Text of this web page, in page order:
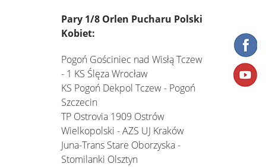
Pary 1/8 Orlen Pucharu Polski
Kobiet:
Pogoń Gościniec nad Wisłą Tczew
- 1 KS Ślęza Wrocław
KS Pogoń Dekpol Tczew - Pogoń
Szczecin
TP Ostrovia 1909 Ostrów
Wielkopolski - AZS UJ Kraków
Juna-Trans Stare Oborzyska -
Stomilanki Olsztyn